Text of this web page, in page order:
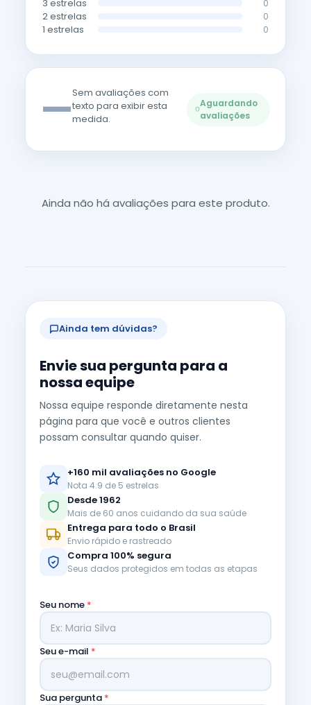
3 estrelas 0
2 estrelas 0
1 estrelas 0
—Sem avaliações com
texto para exibir esta
medida.
Aguardando
avaliações
Ainda não há avaliações para este produto.
Ainda tem dúvidas?
Envie sua pergunta para a
nossa equipe
Nossa equipe responde diretamente nesta
página para que você e outros clientes
possam consultar quando quiser.
+160 mil avaliações no Google
Nota 4.9 de 5 estrelas
Desde 1962
Mais de 60 anos cuidando da sua saúde
Entrega para todo o Brasil
Envio rápido e rastreado
Compra 100% segura
Seus dados protegidos em todas as etapas
Seu nome *
Seu e-mail *
Sua pergunta *